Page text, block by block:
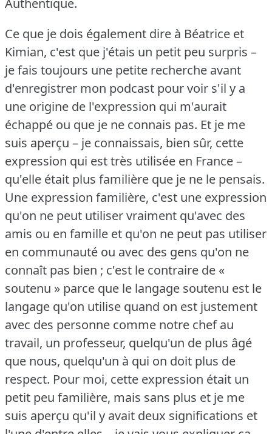
Authentique.
Ce que je dois également dire à Béatrice et
Kimian, c'est que j'étais un petit peu surpris –
je fais toujours une petite recherche avant
d'enregistrer mon podcast pour voir s'il y a
une origine de l'expression qui m'aurait
échappé ou que je ne connais pas. Et je me
suis aperçu – je connaissais, bien sûr, cette
expression qui est très utilisée en France –
qu'elle était plus familière que je ne le pensais.
Une expression familière, c'est une expression
qu'on ne peut utiliser vraiment qu'avec des
amis ou en famille et qu'on ne peut pas utiliser
en communauté ou avec des gens qu'on ne
connaît pas bien ; c'est le contraire de «
soutenu » parce que le langage soutenu est le
langage qu'on utilise quand on est justement
avec des personne comme notre chef au
travail, un professeur, quelqu'un de plus âgé
que nous, quelqu'un à qui on doit plus de
respect. Pour moi, cette expression était un
petit peu familière, mais sans plus et je me
suis aperçu qu'il y avait deux significations et